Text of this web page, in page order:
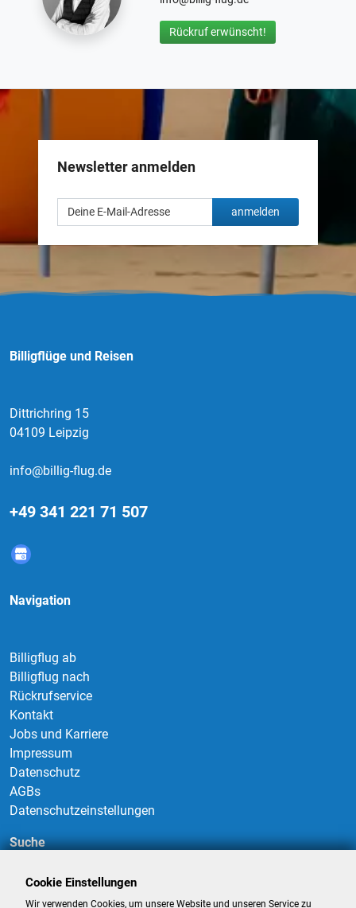
Rückruf erwünscht!
Newsletter anmelden
anmelden
Billigflüge und Reisen
Dittrichring 15
04109 Leipzig
info@billig-flug.de
+49 341 221 71 507
Navigation
Billigflug ab
Billigflug nach
Rückrufservice
Kontakt
Jobs und Karriere
Impressum
Datenschutz
AGBs
Datenschutzeinstellungen
Suche
Cookie Einstellungen
Wir verwenden Cookies, um unsere Website und unseren Service zu